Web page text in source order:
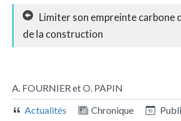
Limiter son empreinte carbone
de la construction
A. FOURNIER et O. PAPIN
Actualités
Chronique